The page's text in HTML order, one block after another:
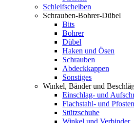
Schleifscheiben
Schrauben-Bohrer-Dübel
Bits
Bohrer
Dübel
Haken und Ösen
Schrauben
Abdeckkappen
Sonstiges
Winkel, Bänder und
Einschlag- und
Flachstahl- und
Stützschuhe
Winkel und Verbinder